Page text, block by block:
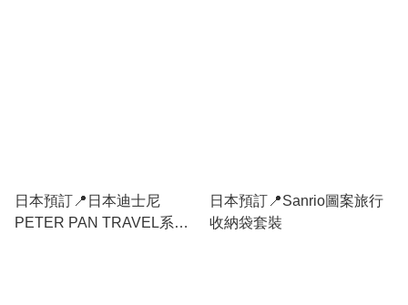
日本預訂📍日本迪士尼
PETER PAN TRAVEL系列 -
日本預訂📍Sanrio圖案旅行
收納袋套裝